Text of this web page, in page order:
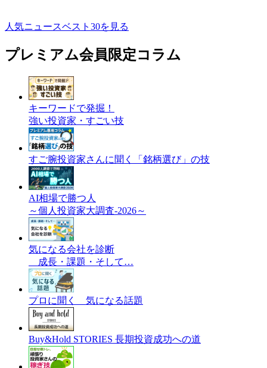
人気ニュースベスト30を見る
プレミアム会員限定コラム
キーワードで発掘！
強い投資家・すごい技
すご腕投資家さんに聞く「銘柄選び」の技
AI相場で勝つ人
～個人投資家大調査-2026～
気になる会社を診断
成長・課題・そして…
プロに聞く 気になる話題
Buy&Hold STORIES 長期投資成功への道